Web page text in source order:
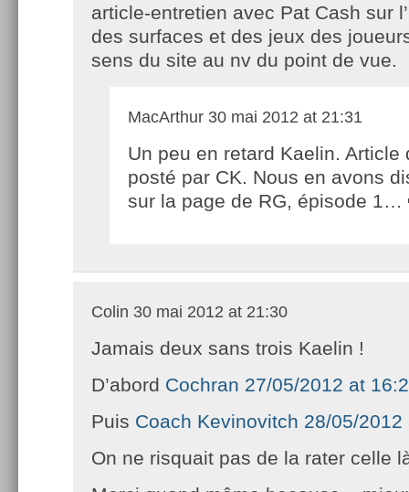
article-entretien avec Pat Cash sur
des surfaces et des jeux des
sens du site au nv du point de vue.
MacArthur 30 mai 2012 at 21:31
Un peu en retard Kaelin. Article
posté par CK. Nous en avons
sur la page de RG, épisode 1…
Colin 30 mai 2012 at 21:30
Jamais deux sans trois Kaelin !
D’abord Cochran 27/05/2012 at
Puis Coach Kevinovitch 28/05/2012
On ne risquait pas de la rater celle